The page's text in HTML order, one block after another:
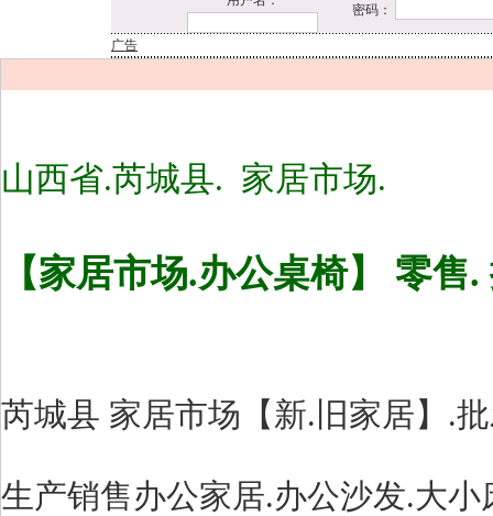
密码：
广告
山西省.芮城县. 家居市场.
【家居市场.办公桌椅】 零售
芮城县 家居市场【新.旧家居】.
生产销售办公家居.办公沙发.大